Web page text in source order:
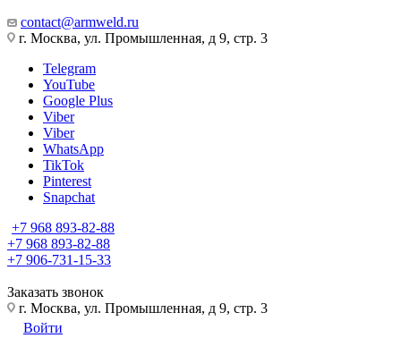
contact@armweld.ru
г. Москва, ул. Промышленная, д 9, стр. 3
Telegram
YouTube
Google Plus
Viber
Viber
WhatsApp
TikTok
Pinterest
Snapchat
+7 968 893-82-88
+7 968 893-82-88
+7 906-731-15-33
Заказать звонок
г. Москва, ул. Промышленная, д 9, стр. 3
Войти